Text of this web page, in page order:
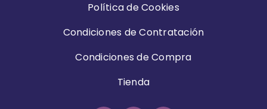
Política de Cookies
Condiciones de Contratación
Condiciones de Compra
Tienda